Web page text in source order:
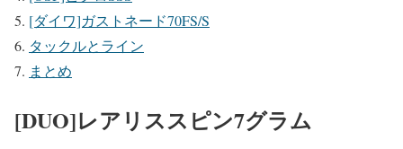
[ダイワ]ガストネード70FS/S
タックルとライン
まとめ
[DUO]レアリススピン7グラム